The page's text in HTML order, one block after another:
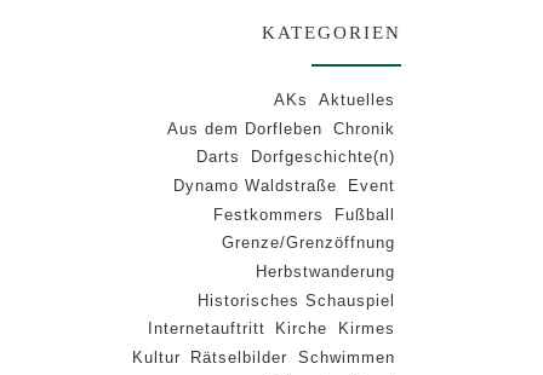
KATEGORIEN
AKs
Aktuelles
Aus dem Dorfleben
Chronik
Darts
Dorfgeschichte(n)
Dynamo Waldstraße
Event
Festkommers
Fußball
Grenze/Grenzöffnung
Herbstwanderung
Historisches Schauspiel
Internetauftritt
Kirche
Kirmes
Kultur
Rätselbilder
Schwimmen